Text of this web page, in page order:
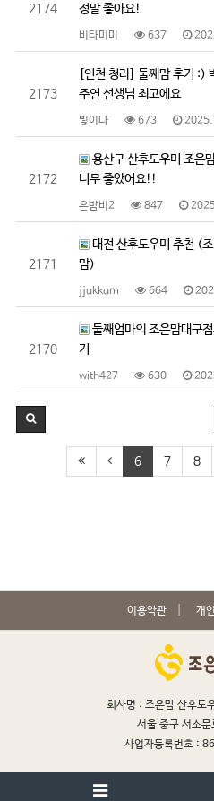
2174
정말 좋아요!
비타미미 637
2173
[인천 청라] 둘째맘 후기 :)
주연 선생님 최고에요
빛이나 673
2172
용산구 산후도우미 조은
너무 좋았어요!!
은밤비2 847
2171
대전 산후도우미 추천 (
맘)
jjukkum 664
2170
둘째엄마의 조은맘대구
기
with427 630
6 7 8
이용약관 개
회사명 : 조은맘 산후도
서울 중구 서소
사업자등록번호 :